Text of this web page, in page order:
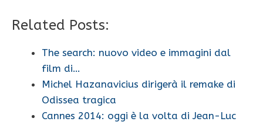
Related Posts:
The search: nuovo video e immagini dal
film di…
Michel Hazanavicius dirigerà il remake di
Odissea tragica
Cannes 2014: oggi è la volta di Jean-Luc